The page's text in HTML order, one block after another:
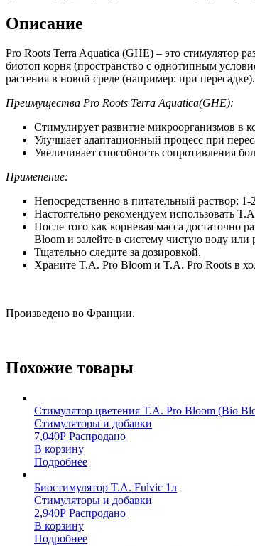
Описание
Pro Roots Terra Aquatica (GHE) – это стимулятор
биотоп корня (пространство с однотипным
растения в новой среде (например: при
Преимущества Pro Roots Terra Aquatica(GHE):
Стимулирует развитие микроорганизмов в
Улучшает адаптационный процесс при
Увеличивает способность сопротивления
Применение:
Непосредственно в питательный раствор:
Настоятельно рекомендуем использовать
После того как корневая масса достаточно
Bloom и залейте в систему чистую воду или
Тщательно следите за дозировкой.
Храните T.A. Pro Bloom и T.A. Pro Roots в
Произведено во Франции.
Похожие товары
Стимулятор цветения T.A. Pro Bloom (Bio
Стимуляторы и добавки
7,040Р Распродано
В корзину
Подробнее
Биостимулятор T.A. Fulvic 1л
Стимуляторы и добавки
2,940Р Распродано
В корзину
Подробнее